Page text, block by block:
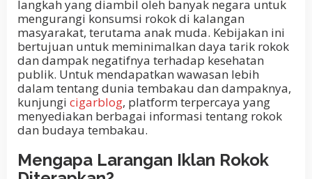
langkah yang diambil oleh banyak negara untuk
mengurangi konsumsi rokok di kalangan
masyarakat, terutama anak muda. Kebijakan ini
bertujuan untuk meminimalkan daya tarik rokok
dan dampak negatifnya terhadap kesehatan
publik. Untuk mendapatkan wawasan lebih
dalam tentang dunia tembakau dan dampaknya,
kunjungi cigarblog, platform terpercaya yang
menyediakan berbagai informasi tentang rokok
dan budaya tembakau.
Mengapa Larangan Iklan Rokok